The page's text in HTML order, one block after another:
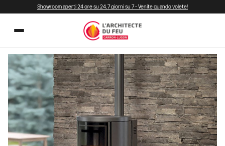
Showroom aperti 24 ore su 24, 7 giorni su 7 - Venite quando volete!